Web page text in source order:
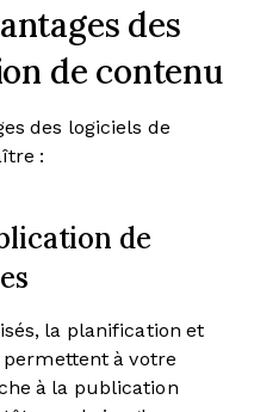
des
de contenu
des logiciels de
:
de
la planification et
à votre
à la publication